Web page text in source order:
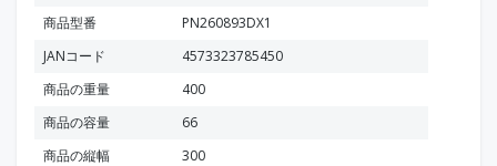
商品型番
PN260893DX1
JANコード
4573323785450
商品の重量
400
商品の容量
66
商品の縦幅
300